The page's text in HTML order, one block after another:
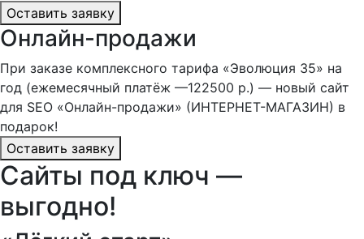
Оставить заявку
Онлайн-продажи
При заказе комплексного тарифа «Эволюция 35» на
год (ежемесячный платёж —122500 р.) — новый сайт
для SEO «Онлайн-продажи» (ИНТЕРНЕТ-МАГАЗИН) в
подарок!
Оставить заявку
Сайты под ключ —
выгодно!